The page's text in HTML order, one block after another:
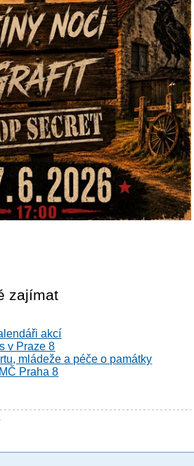
zajímat
akcí
v Praze 8
mládeže a péče o památky
Praha 8